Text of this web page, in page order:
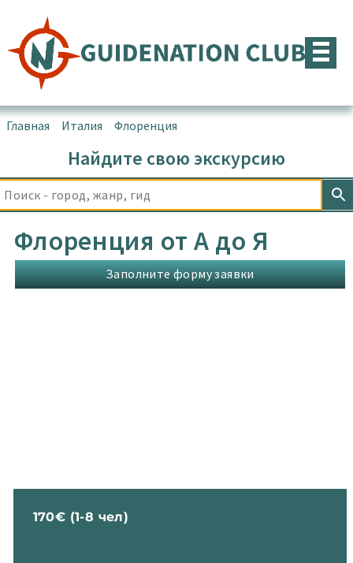
содержимому
Главная Италия Флоренция
Найдите свою экскурсию
Флоренция от А до Я
Заполните форму заявки
170€ (1-8 чел)